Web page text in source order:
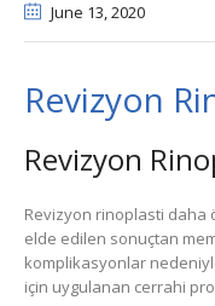
June 13, 2020
Revizyon
Revizyon
Revizyon rinoplasti daha
elde edilen sonuçtan
komplikasyonlar
için uygulanan cerrahi